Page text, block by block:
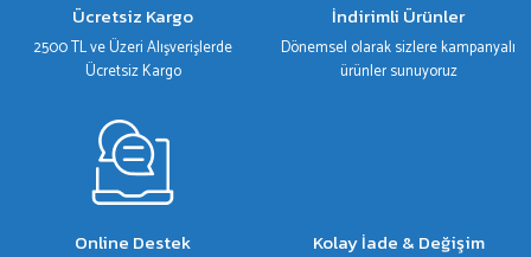
Ücretsiz Kargo
2500 TL ve Üzeri Alışverişlerde
Ücretsiz Kargo
İndirimli Ürünler
Dönemsel olarak sizlere kampanyalı
ürünler sunuyoruz
Online Destek Kolay İade & Değişim